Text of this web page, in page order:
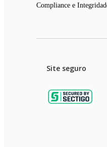
Compliance e
Site seguro